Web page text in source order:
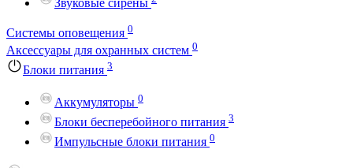
Системы оповещения 0
Аксессуары для охранных систем 0
Блоки питания 3
Аккумуляторы 0
Блоки бесперебойного питания 3
Импульсные блоки питания 0